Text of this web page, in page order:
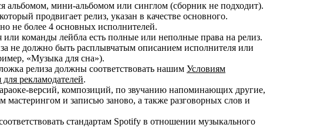
альбомом, мини-альбомом или синглом (сборник не подходит).
продвигает релиз, указан в качестве основного.
не более 4 основных исполнителей.
или команды лейбла есть полные или неполные права на релиз.
не должно быть расплывчатым описанием исполнителя или
«Музыка для сна»).
релиза должны соответствовать нашим Условиям
рекламодателей.
версий, композиций, по звучанию напоминающих другие,
мастерингом и записью заново, а также разговорных слов и
стандартам Spotify в отношении музыкального